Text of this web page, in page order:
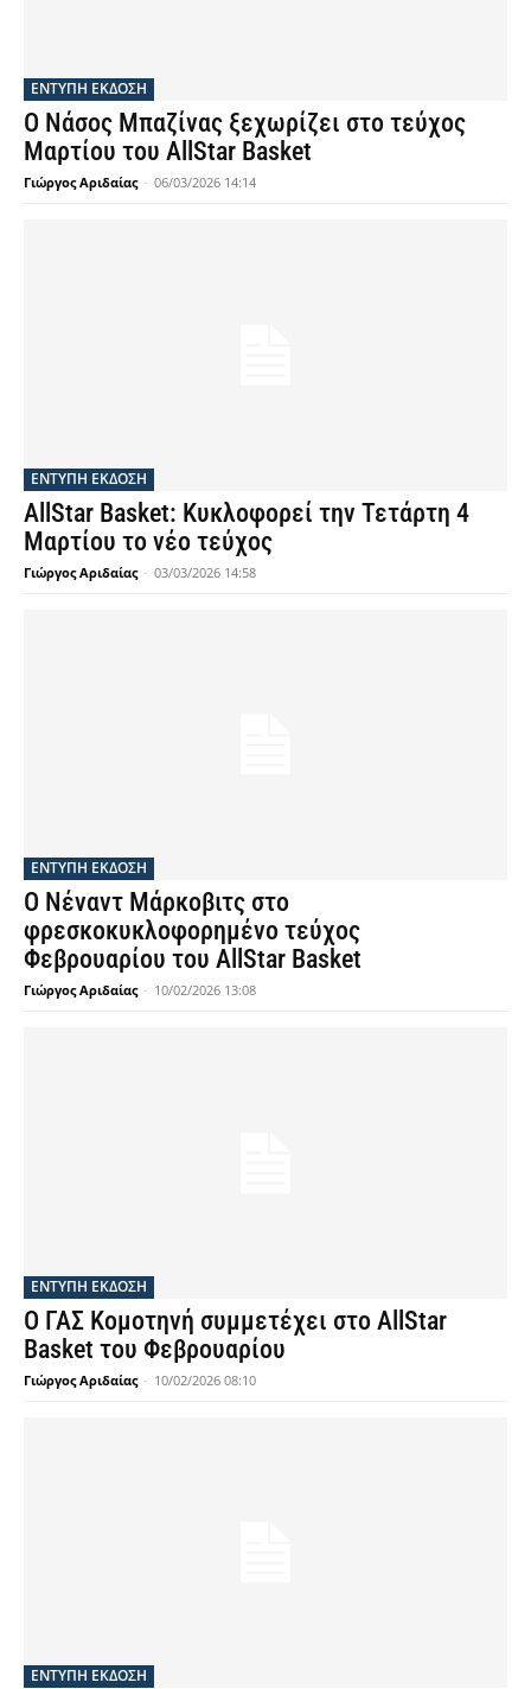
ΕΝΤΥΠΗ ΕΚΔΟΣΗ
Ο Νάσος Μπαζίνας ξεχωρίζει στο τεύχος
Μαρτίου του AllStar Basket
Γιώργος Αριδαίας - 06/03/2026 14:14
ΕΝΤΥΠΗ ΕΚΔΟΣΗ
AllStar Basket: Κυκλοφορεί την Τετάρτη 4
Μαρτίου το νέο τεύχος
Γιώργος Αριδαίας - 03/03/2026 14:58
ΕΝΤΥΠΗ ΕΚΔΟΣΗ
Ο Νέναντ Μάρκοβιτς στο
φρεσκοκυκλοφορημένο τεύχος
Φεβρουαρίου του AllStar Basket
Γιώργος Αριδαίας - 10/02/2026 13:08
ΕΝΤΥΠΗ ΕΚΔΟΣΗ
Ο ΓΑΣ Κομοτηνή συμμετέχει στο AllStar
Basket του Φεβρουαρίου
Γιώργος Αριδαίας - 10/02/2026 08:10
ΕΝΤΥΠΗ ΕΚΔΟΣΗ